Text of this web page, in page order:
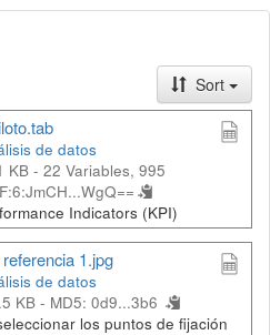
Sort
de datos
KB - 22 Variables, 995
Indicators (KPI)
1.jpg
de datos
KB - MD5: 0d9...3b6
los puntos de fijación